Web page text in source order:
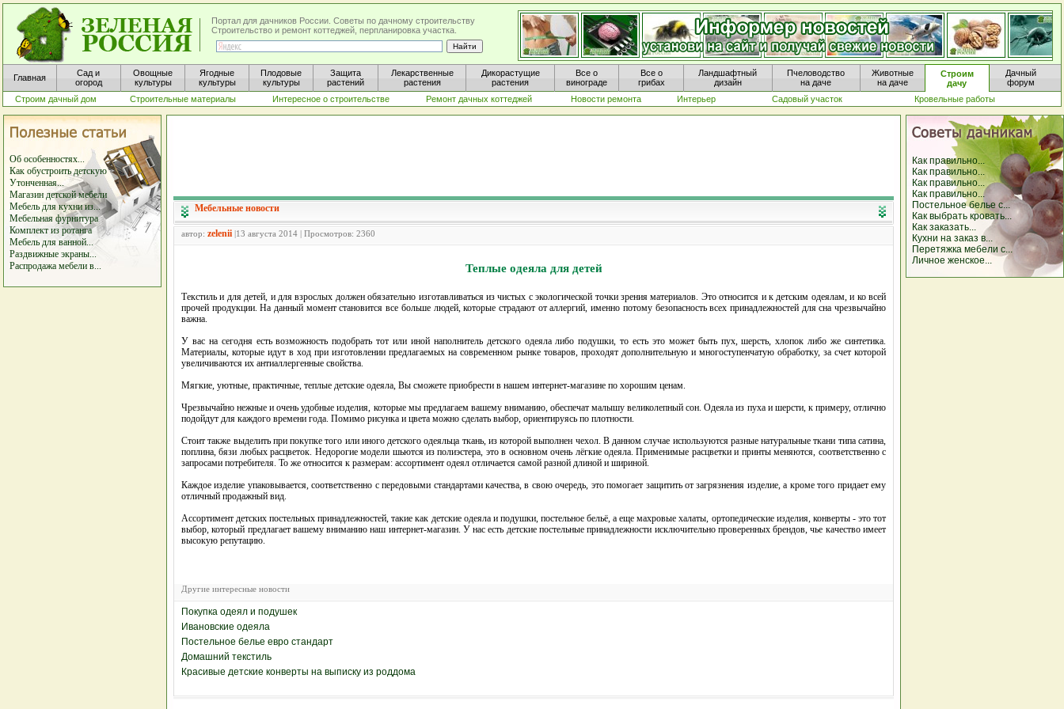
Портал для дачников России. Советы по дачному строительству
Строительство и ремонт коттеджей, перпланировка участка.
Главная
Сад и
огород
Овощные
культуры
Ягодные
культуры
Плодовые
культуры
Защита
растений
Лекарственные
растения
Дикорастущие
растения
Все о
винограде
Все о
грибах
Ландшафтный
дизайн
Пчеловодство
на даче
Животные
на даче
Строим
дачу
Дачный
форум
Строим дачный дом
Строительные материалы Интересное о строительстве Ремонт дачных коттеджей Новости ремонта Интерьер Садовый участок Кровельные работы
Об особенностях...
Как обустроить детскую
Утонченная...
Магазин детской мебели
Мебель для кухни из...
Мебельная фурнитура
Комплект из ротанга
Мебель для ванной...
Раздвижные экраны...
Распродажа мебели в...
Как правильно...
Как правильно...
Как правильно...
Как правильно...
Постельное белье с...
Как выбрать кровать...
Как заказать...
Кухни на заказ в...
Перетяжка мебели с...
Личное женское...
Мебельные новости
автор: zelenii |13 августа 2014 | Просмотров: 2360
Теплые одеяла для детей
Текстиль и для детей, и для взрослых должен обязательно изготавливаться из чистых с экологической точки зрения материалов. Это относится и к детским одеялам, и ко всей
прочей продукции. На данный момент становится все больше людей, которые страдают от аллергий, именно потому безопасность всех принадлежностей для сна чрезвычайно
важна.
У вас на сегодня есть возможность подобрать тот или иной наполнитель детского одеяла либо подушки, то есть это может быть пух, шерсть, хлопок либо же синтетика.
Материалы, которые идут в ход при изготовлении предлагаемых на современном рынке товаров, проходят дополнительную и многоступенчатую обработку, за счет которой
увеличиваются их антиаллергенные свойства.
Мягкие, уютные, практичные, теплые детские одеяла, Вы сможете приобрести в нашем интернет-магазине по хорошим ценам.
Чрезвычайно нежные и очень удобные изделия, которые мы предлагаем вашему вниманию, обеспечат малышу великолепный сон. Одеяла из пуха и шерсти, к примеру, отлично
подойдут для каждого времени года. Помимо рисунка и цвета можно сделать выбор, ориентируясь по плотности.
Стоит также выделить при покупке того или иного детского одеяльца ткань, из которой выполнен чехол. В данном случае используются разные натуральные ткани типа сатина,
поплина, бязи любых расцветок. Недорогие модели шьются из полиэстера, это в основном очень лёгкие одеяла. Применимые расцветки и принты меняются, соответственно с
запросами потребителя. То же относится к размерам: ассортимент одеял отличается самой разной длиной и шириной.
Каждое изделие упаковывается, соответственно с передовыми стандартами качества, в свою очередь, это помогает защитить от загрязнения изделие, а кроме того придает ему
отличный продажный вид.
Ассортимент детских постельных принадлежностей, такие как детские одеяла и подушки, постельное бельё, а еще махровые халаты, ортопедические изделия, конверты - это тот
выбор, который предлагает вашему вниманию наш интернет-магазин. У нас есть детские постельные принадлежности исключительно проверенных брендов, чье качество имеет
высокую репутацию.
Другие интересные новости
Покупка одеял и подушек
Ивановские одеяла
Постельное белье евро стандарт
Домашний текстиль
Красивые детские конверты на выписку из роддома